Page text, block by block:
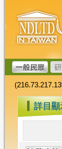
跳
到
主
要
內
容
臺
灣
博
碩
士
論
文
加
值
系
統
::: 詳目顯